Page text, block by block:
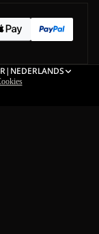
| NEDERLANDS